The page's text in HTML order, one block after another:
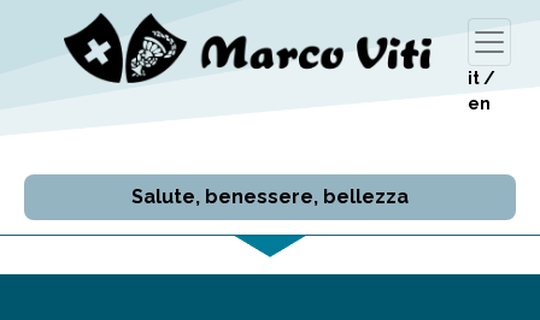
it /
en
Salute, benessere, bellezza